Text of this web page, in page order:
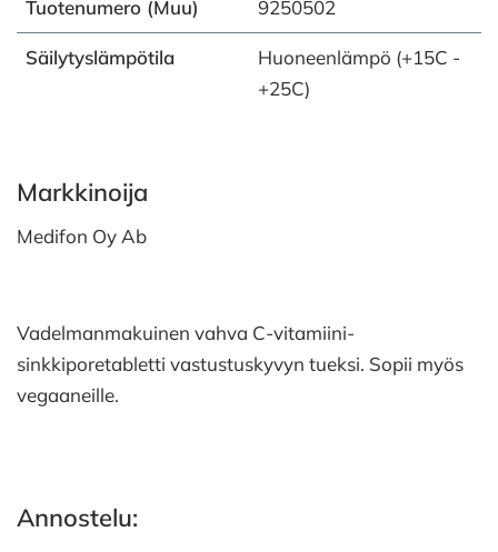
Tuotenumero (Muu) 9250502
Säilytyslämpötila
Huoneenlämpö (+15C -
+25C)
Markkinoija
Medifon Oy Ab
Vadelmanmakuinen vahva C-vitamiini-
sinkkiporetabletti vastustuskyvyn tueksi. Sopii myös
vegaaneille.
Annostelu: